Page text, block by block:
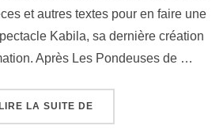
et autres textes pour en faire une
Kabila, sa dernière création
Après Les Pondeuses de …
LIRE LA SUITE DE